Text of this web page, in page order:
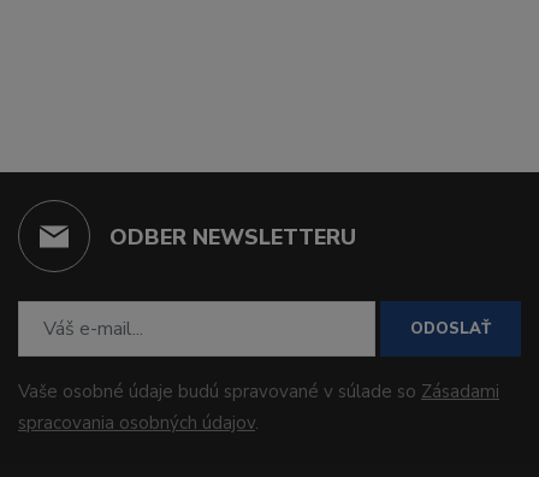
ODBER NEWSLETTERU
ODOSLAŤ
Vaše osobné údaje budú spravované v súlade so Zásadami
spracovania osobných údajov.